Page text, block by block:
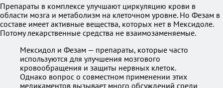
Препараты в комплексе улучшают циркуляцию крови в
области мозга и метаболизм на клеточном уровне. Но Фезам в
составе имеет активные вещества, которых нет в Мексидоле.
Потому лекарственные средства не взаимозаменяемые.
Мексидол и Фезам — препараты, которые часто
используются для улучшения мозгового
кровообращения и защиты нервных клеток.
Однако вопрос о совместном применении этих
медикаментов вызывает много обсуждений среди